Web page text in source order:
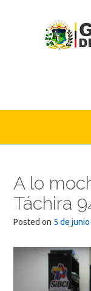
A lo
Táchira
Posted on 5 de